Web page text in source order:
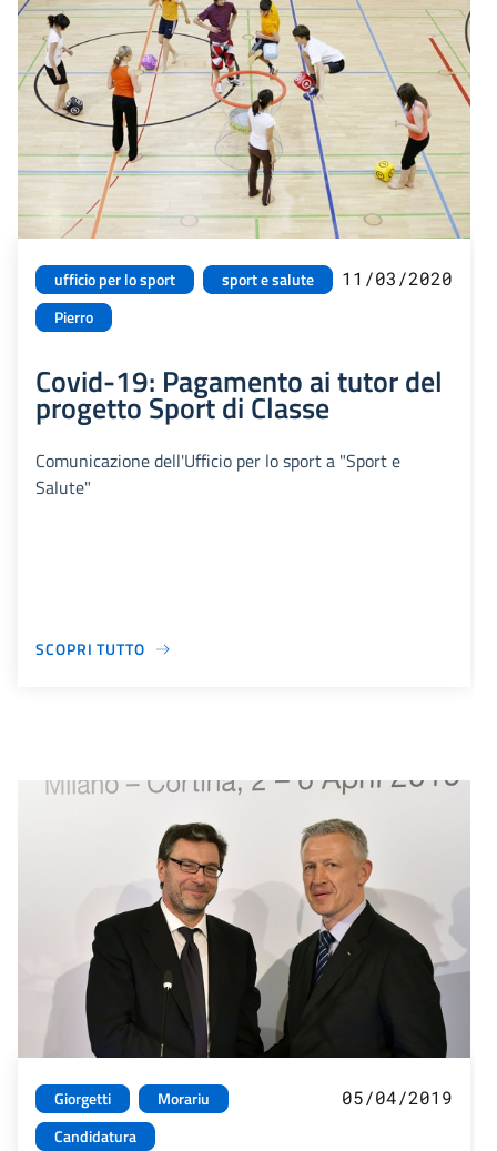
ufficio per lo sport
sport e salute
Pierro
11/03/2020
Covid-19: Pagamento ai tutor del
progetto Sport di Classe
Comunicazione dell'Ufficio per lo sport a "Sport e
Salute"
SCOPRI TUTTO
Giorgetti
Morariu
Candidatura
05/04/2019